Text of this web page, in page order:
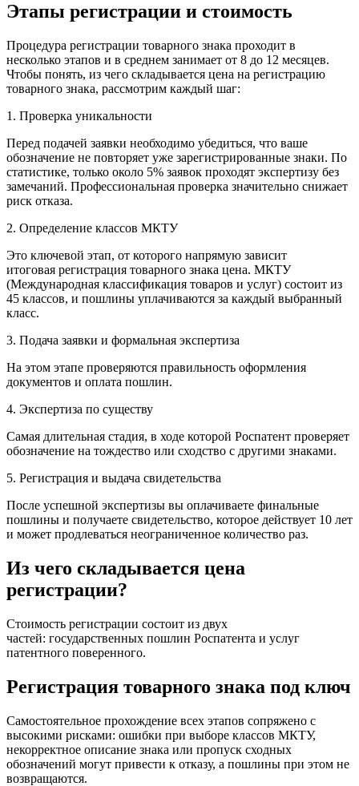
Этапы регистрации и стоимость
Процедура регистрации товарного знака проходит в
несколько этапов и в среднем занимает от 8 до 12 месяцев.
Чтобы понять, из чего складывается цена на регистрацию
товарного знака, рассмотрим каждый шаг:
1. Проверка уникальности
Перед подачей заявки необходимо убедиться, что ваше
обозначение не повторяет уже зарегистрированные знаки. По
статистике, только около 5% заявок проходят экспертизу без
замечаний. Профессиональная проверка значительно снижает
риск отказа.
2. Определение классов МКТУ
Это ключевой этап, от которого напрямую зависит
итоговая регистрация товарного знака цена. МКТУ
(Международная классификация товаров и услуг) состоит из
45 классов, и пошлины уплачиваются за каждый выбранный
класс.
3. Подача заявки и формальная экспертиза
На этом этапе проверяются правильность оформления
документов и оплата пошлин.
4. Экспертиза по существу
Самая длительная стадия, в ходе которой Роспатент проверяет
обозначение на тождество или сходство с другими знаками.
5. Регистрация и выдача свидетельства
После успешной экспертизы вы оплачиваете финальные
пошлины и получаете свидетельство, которое действует 10 лет
и может продлеваться неограниченное количество раз.
Из чего складывается цена
регистрации?
Стоимость регистрации состоит из двух
частей: государственных пошлин Роспатента и услуг
патентного поверенного.
Регистрация товарного знака под ключ
Самостоятельное прохождение всех этапов сопряжено с
высокими рисками: ошибки при выборе классов МКТУ,
некорректное описание знака или пропуск сходных
обозначений могут привести к отказу, а пошлины при этом не
возвращаются.